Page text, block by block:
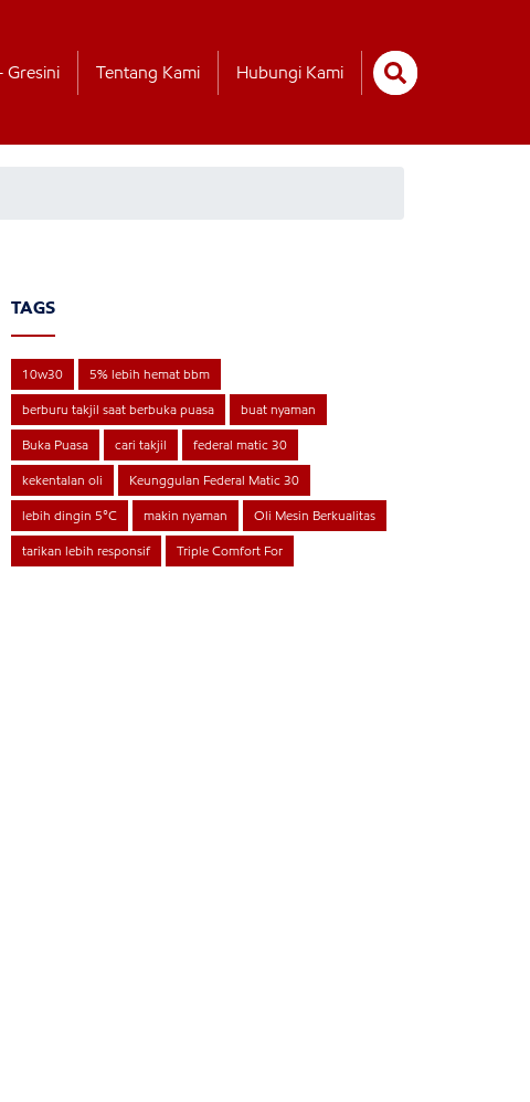
Gresini Tentang Kami Hubungi Kami
TAGS
10w30 5% lebih hemat bbm
berburu takjil saat berbuka puasa buat nyaman
Buka Puasa cari takjil federal matic 30
kekentalan oli Keunggulan Federal Matic 30
lebih dingin 5°C makin nyaman Oli Mesin Berkualitas
tarikan lebih responsif Triple Comfort For